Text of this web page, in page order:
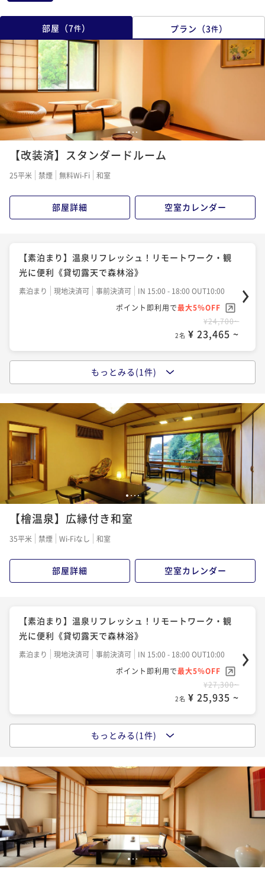
部屋 （7件） プラン （3件）
1 2 3
【改装済】スタンダードルーム
25平米 禁煙 無料Wi-Fi 和室
部屋詳細 空室カレンダー
【素泊まり】温泉リフレッシュ！リモートワーク・観
光に便利《貸切露天で森林浴》
素泊まり 現地決済可 事前決済可
IN 15:00 - 18:00 OUT10:00
ポイント即利用で最大5％OFF
¥24,700~
2名 ¥ 23,465 ~
【スタンダードプラン】屋上貸切露天風呂無料
ポイント即利用で最大5％OFF
¥36,000~
2名 ¥ 34,200 ~
もっとみる(1件)
1 234
【檜温泉】広縁付き和室
35平米 禁煙 Wi-Fiなし 和室
部屋詳細 空室カレンダー
【素泊まり】温泉リフレッシュ！リモートワーク・観
光に便利《貸切露天で森林浴》
素泊まり 現地決済可 事前決済可
IN 15:00 - 18:00 OUT10:00
ポイント即利用で最大5％OFF
¥27,300~
2名 ¥ 25,935 ~
【温泉付き客室】☆一番人気☆温泉をご堪能いただけ
二食付き 現地決済可 事前決済可
IN 15:00 - 18:00 OUT10:00
ポイント即利用で最大5％OFF
もっとみる(1件)
1 2 3